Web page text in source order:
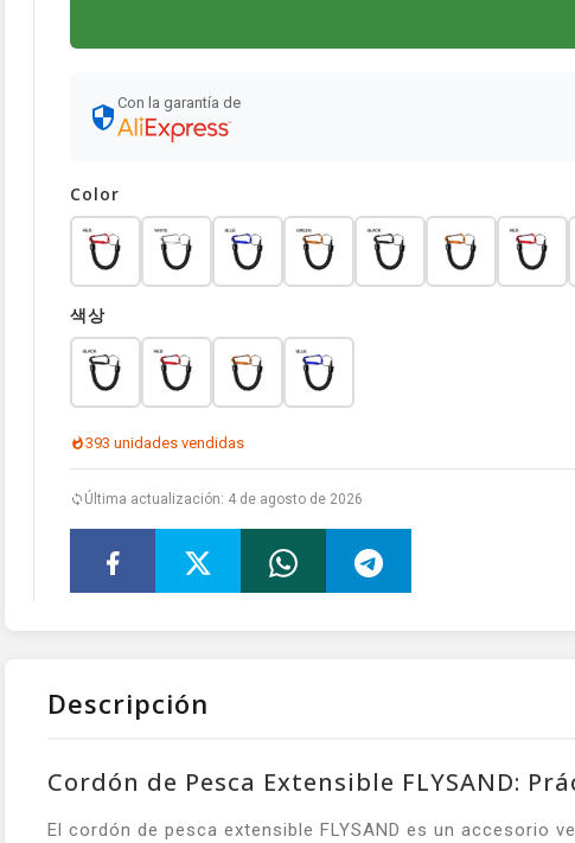
Con la garantía de
Color
색상
393 unidades vendidas
Última actualización: 4 de agosto de 2026
Descripción
Cordón de Pesca Extensible FLYSAND:
El cordón de pesca extensible FLYSAND es un accesorio